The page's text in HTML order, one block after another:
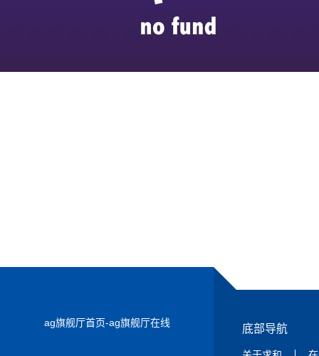
316l不锈钢卷有哪些特点和优势？
ag旗舰厅首页-ag旗舰厅在线 底部导航